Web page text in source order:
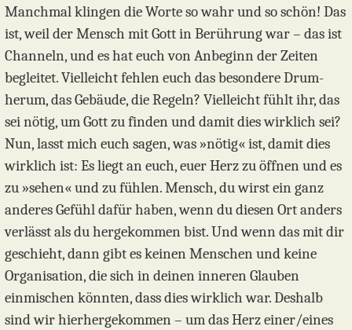
Manchmal klingen die Worte so wahr und so schön! Das
ist, weil der Mensch mit Gott in Berührung war – das ist
Channeln, und es hat euch von Anbeginn der Zeiten
begleitet. Vielleicht fehlen euch das besondere Drum-
herum, das Gebäude, die Regeln? Vielleicht fühlt ihr, das
sei nötig, um Gott zu finden und damit dies wirklich sei?
Nun, lasst mich euch sagen, was »nötig« ist, damit dies
wirklich ist: Es liegt an euch, euer Herz zu öffnen und es
zu »sehen« und zu fühlen. Mensch, du wirst ein ganz
anderes Gefühl dafür haben, wenn du diesen Ort anders
verlässt als du hergekommen bist. Und wenn das mit dir
geschieht, dann gibt es keinen Menschen und keine
Organisation, die sich in deinen inneren Glauben
einmischen könnten, dass dies wirklich war. Deshalb
sind wir hierhergekommen – um das Herz einer/eines